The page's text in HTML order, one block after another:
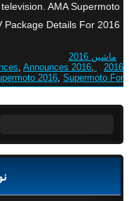
AMA Supermoto
Details For 2016 […]
ماشین 2016
2016 TV
, Announces 2016,
2016, Supermoto For